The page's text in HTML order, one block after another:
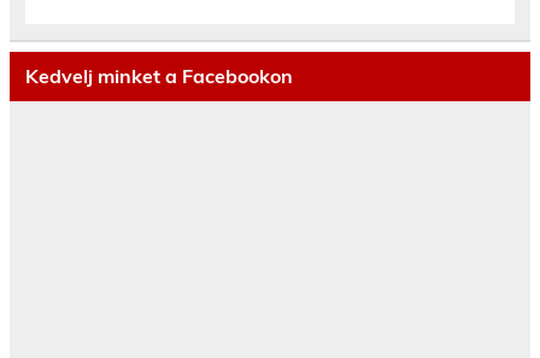
Kedvelj minket a Facebookon